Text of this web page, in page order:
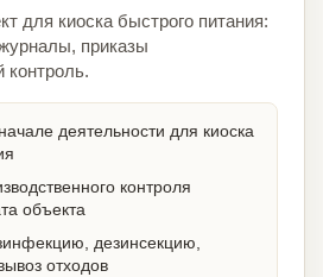
для киоска быстрого питания:
приказы
контроль.
деятельности для киоска
контроля
объекта
дезинсекцию,
отходов